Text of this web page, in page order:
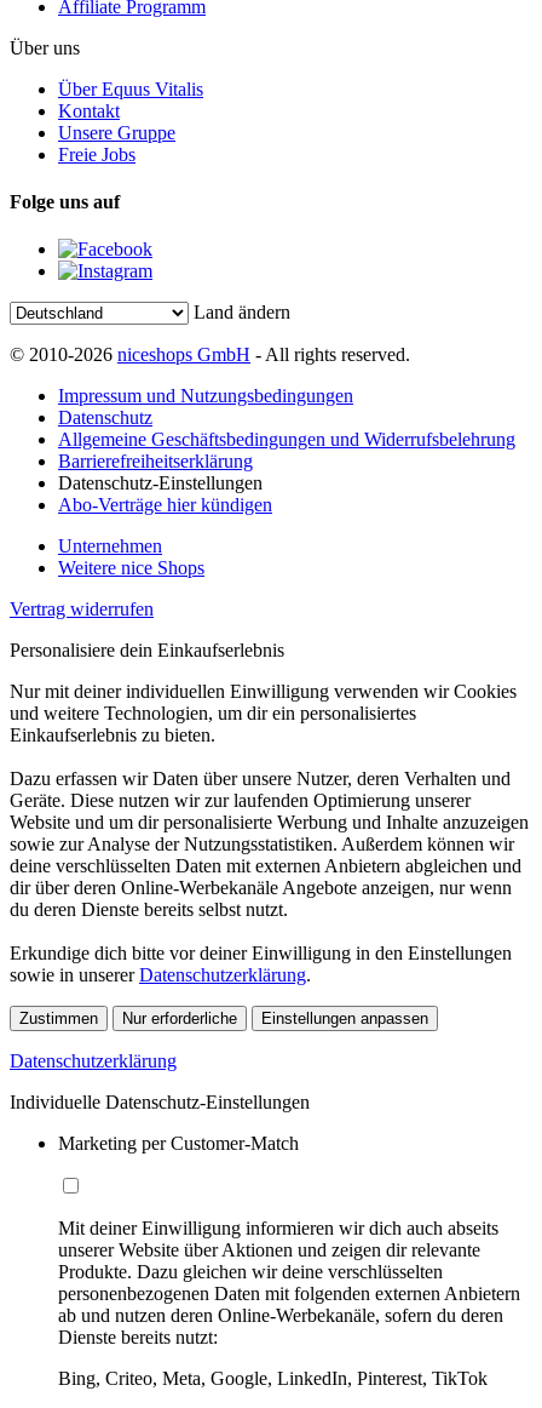
Affiliate Programm
Über uns
Über Equus Vitalis
Kontakt
Unsere Gruppe
Freie Jobs
Folge uns auf
Land ändern
© 2010-2026 niceshops GmbH - All rights reserved.
Impressum und Nutzungsbedingungen
Datenschutz
Allgemeine Geschäftsbedingungen und Widerrufsbelehrung
Barrierefreiheitserklärung
Datenschutz-Einstellungen
Abo-Verträge hier kündigen
Unternehmen
Weitere nice Shops
Vertrag widerrufen
Personalisiere dein Einkaufserlebnis
Nur mit deiner individuellen Einwilligung verwenden wir Cookies
und weitere Technologien, um dir ein personalisiertes
Einkaufserlebnis zu bieten.
Dazu erfassen wir Daten über unsere Nutzer, deren Verhalten und
Geräte. Diese nutzen wir zur laufenden Optimierung unserer
Website und um dir personalisierte Werbung und Inhalte anzuzeigen
sowie zur Analyse der Nutzungsstatistiken. Außerdem können wir
deine verschlüsselten Daten mit externen Anbietern abgleichen und
dir über deren Online-Werbekanäle Angebote anzeigen, nur wenn
du deren Dienste bereits selbst nutzt.
Erkundige dich bitte vor deiner Einwilligung in den Einstellungen
sowie in unsererDatenschutzerklärung.
Zustimmen Nur erforderliche Einstellungen anpassen
Datenschutzerklärung
Individuelle Datenschutz-Einstellungen
Marketing per Customer-Match
Mit deiner Einwilligung informieren wir dich auch abseits
unserer Website über Aktionen und zeigen dir relevante
Produkte. Dazu gleichen wir deine verschlüsselten
personenbezogenen Daten mit folgenden externen Anbietern
ab und nutzen deren Online-Werbekanäle, sofern du deren
Dienste bereits nutzt:
Bing, Criteo, Meta, Google, LinkedIn, Pinterest, TikTok